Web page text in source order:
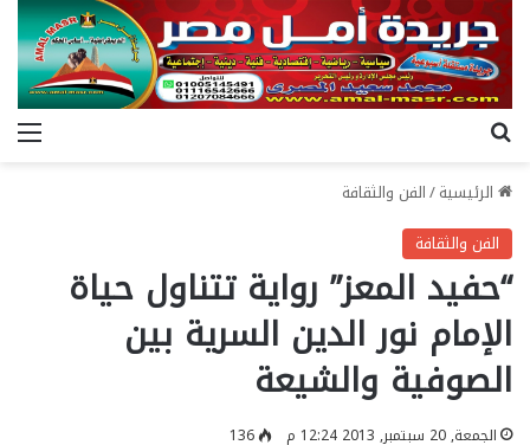
الرئيسية/الفن والثقافة
الفن والثقافة
“حفيد المعز” رواية تتناول حياة
الإمام نور الدين السرية بين
الصوفية والشيعة
الجمعة, 20 سبتمبر, 2013 12:24 م 136